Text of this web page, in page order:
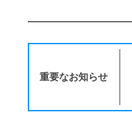
重要なお知らせ